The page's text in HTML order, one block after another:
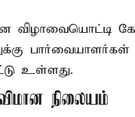
விழாவையொட்டி
உள்ளது.
நிலையம்